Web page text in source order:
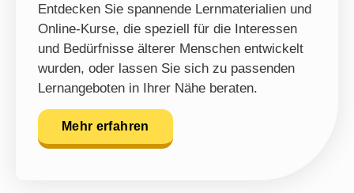
Entdecken Sie spannende Lernmaterialien und
Online-Kurse, die speziell für die Interessen
und Bedürfnisse älterer Menschen entwickelt
wurden, oder lassen Sie sich zu passenden
Lernangeboten in Ihrer Nähe beraten.
Mehr erfahren